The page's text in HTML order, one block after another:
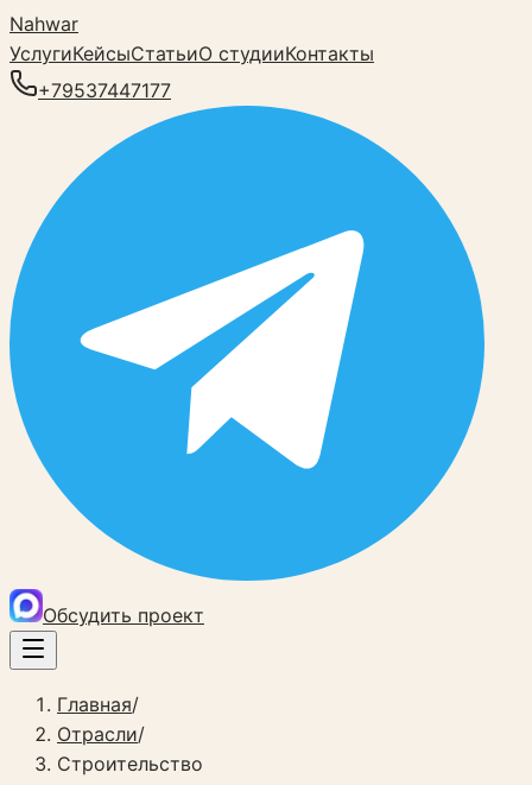
Nahwar
УслугиКейсыСтатьиО студииКонтакты
+79537447177
Обсудить проект
Главная/
Отрасли/
Строительство